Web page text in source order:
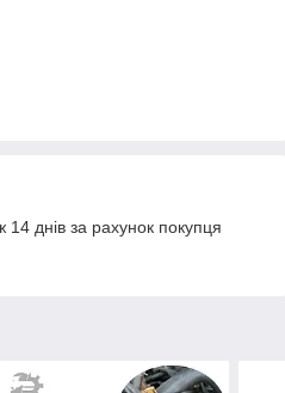
днів за рахунок покупця